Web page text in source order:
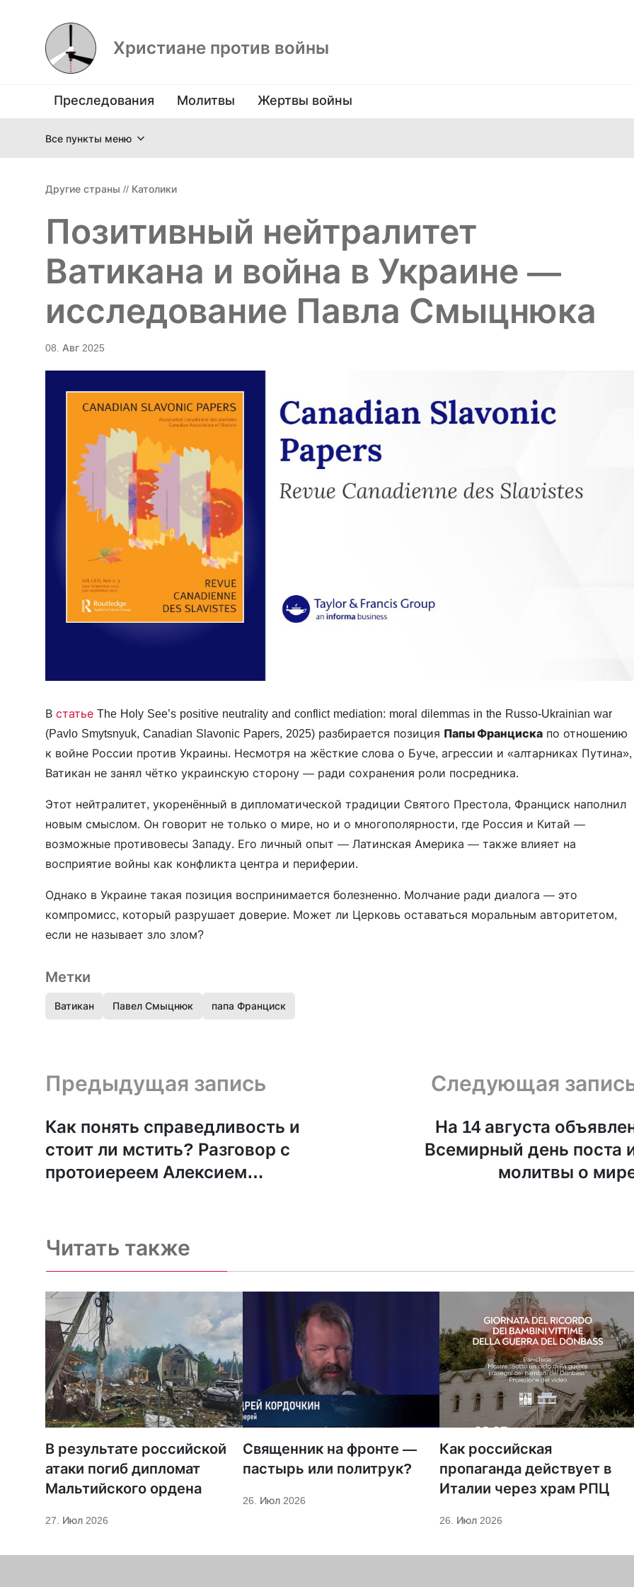
Христиане против войны
Преследования Молитвы Жертвы войны
Все пункты меню
Другие страны // Католики
Позитивный нейтралитет
Ватикана и война в Украине —
исследование Павла Смыцнюка
08. Авг 2025
В статье The Holy See’s positive neutrality and conflict mediation: moral dilemmas in the Russo-Ukrainian war
(Pavlo Smytsnyuk, Canadian Slavonic Papers, 2025) разбирается позиция Папы Франциска по отношению
к войне России против Украины. Несмотря на жёсткие слова о Буче, агрессии и «алтарниках Путина»,
Ватикан не занял чётко украинскую сторону — ради сохранения роли посредника.
Этот нейтралитет, укоренённый в дипломатической традиции Святого Престола, Франциск наполнил
новым смыслом. Он говорит не только о мире, но и о многополярности, где Россия и Китай —
возможные противовесы Западу. Его личный опыт — Латинская Америка — также влияет на
восприятие войны как конфликта центра и периферии.
Однако в Украине такая позиция воспринимается болезненно. Молчание ради диалога — это
компромисс, который разрушает доверие. Может ли Церковь оставаться моральным авторитетом,
если не называет зло злом?
Метки
Ватикан Павел Смыцнюк папа Франциск
Предыдущая запись и следующая запись
Предыдущая запись
Как понять справедливость и
стоит ли мстить? Разговор с
протоиереем Алексием
Следующая
На 14 августа
Всемирный день поста
молитвы о
Читать также
В результате российской
атаки погиб дипломат
Мальтийского ордена
27. Июл 2026
Священник на фронте —
пастырь или политрук?
26. Июл 2026
Как российская
пропаганда действует в
Италии через храм РПЦ
26. Июл 2026